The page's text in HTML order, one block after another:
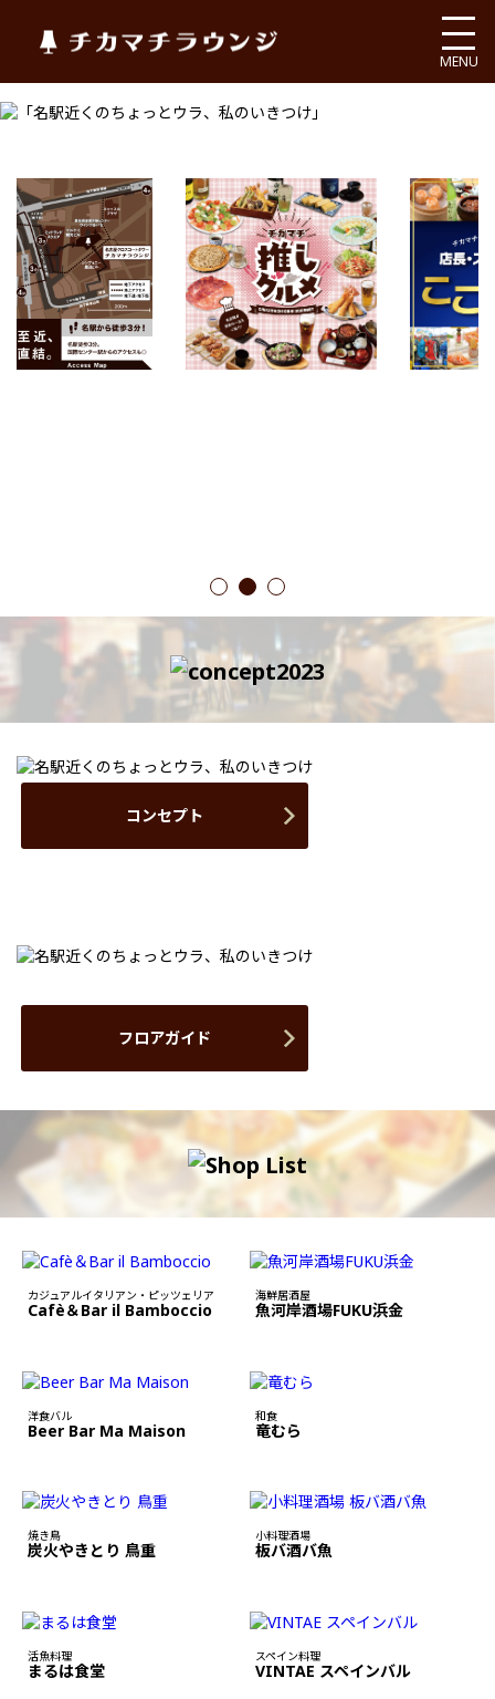
チカマチラウンジ
MENU
1 2 3
コンセプト
フロアガイド
カジュアルイタリアン・ピッツェリア
Cafè＆Bar il Bamboccio
海鮮居酒屋
魚河岸酒場FUKU浜金
洋食バル
Beer Bar Ma Maison
和食
竜むら
焼き鳥
炭火やきとり 鳥重
小料理酒場
板バ酒バ魚
活魚料理
まるは食堂
スペイン料理
VINTAE スペインバル